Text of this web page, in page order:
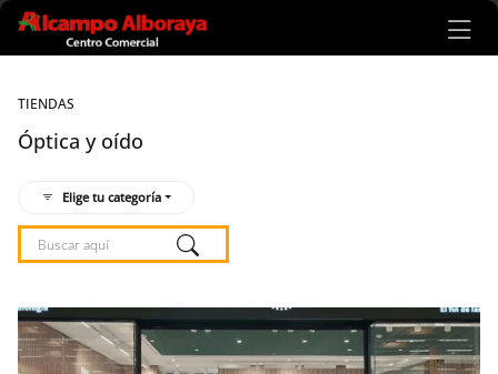
Ir al contenido principal
TIENDAS
Óptica y oído
Elige tu categoría
Listado de locales